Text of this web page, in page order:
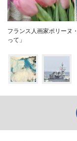
フランス人画家ポリーヌ
って」